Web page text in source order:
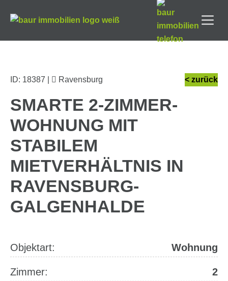
< zurück
ID: 18387 | Ravensburg
SMARTE 2-ZIMMER-
WOHNUNG MIT
STABILEM
MIETVERHÄLTNIS IN
RAVENSBURG-
GALGENHALDE
Objektart: Wohnung
Zimmer: 2